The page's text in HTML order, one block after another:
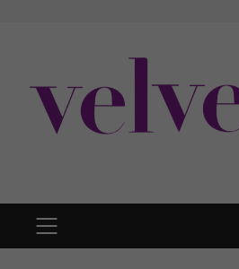
PRIMARY
MENU